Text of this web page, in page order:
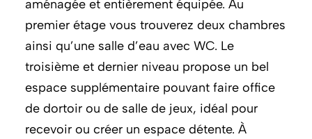
aménagée et entièrement équipée. Au
premier étage vous trouverez deux chambres
ainsi qu’une salle d’eau avec WC. Le
troisième et dernier niveau propose un bel
espace supplémentaire pouvant faire office
de dortoir ou de salle de jeux, idéal pour
recevoir ou créer un espace détente. À